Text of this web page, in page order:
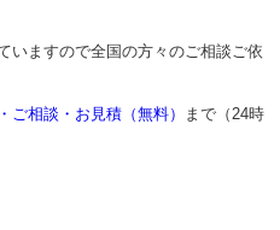
いますので全国の方々のご相談ご依
ご相談・お見積（無料）
まで（24時